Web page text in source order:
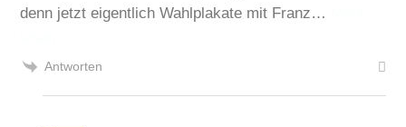
denn jetzt eigentlich Wahlplakate mit Franz…
Antworten